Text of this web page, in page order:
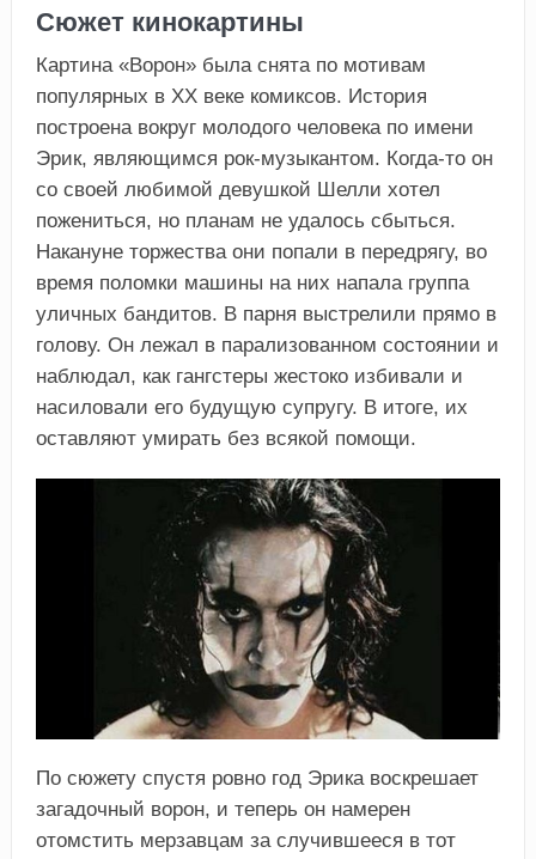
Сюжет кинокартины
Картина «Ворон» была снята по мотивам
популярных в XX веке комиксов. История
построена вокруг молодого человека по имени
Эрик, являющимся рок-музыкантом. Когда-то он
со своей любимой девушкой Шелли хотел
пожениться, но планам не удалось сбыться.
Накануне торжества они попали в передрягу, во
время поломки машины на них напала группа
уличных бандитов. В парня выстрелили прямо в
голову. Он лежал в парализованном состоянии и
наблюдал, как гангстеры жестоко избивали и
насиловали его будущую супругу. В итоге, их
оставляют умирать без всякой помощи.
По сюжету спустя ровно год Эрика воскрешает
загадочный ворон, и теперь он намерен
отомстить мерзавцам за случившееся в тот